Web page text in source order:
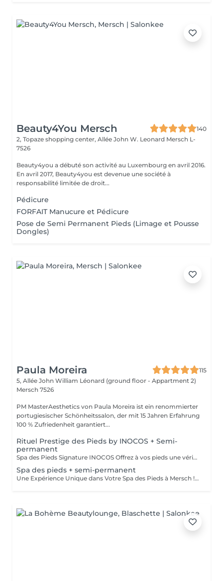
Beauty4You Mersch
140
2, Topaze shopping center, Allée John W. Leonard Mersch L-
7526
Beauty4you a débuté son activité au Luxembourg en avril 2016.
En avril 2017, Beauty4you est devenue une société à
responsabilité limitée de droit...
Pédicure
FORFAIT Manucure et Pédicure
Pose de Semi Permanent Pieds (Limage et Pousse
Dongles)
Paula Moreira
115
5, Allée John William Léonard (ground floor - Appartment 2)
Mersch 7526
PM MasterAesthetics von Paula Moreira ist ein renommierter
portugiesischer Schönheitssalon, der mit 15 Jahren Erfahrung
100 % Zufriedenheit garantiert...
Rituel Prestige des Pieds by INOCOS + Semi-
permanent
Spa des Pieds Signature INOCOS Offrez à vos pieds une véritable parenthèse de bien-être avec notre nouveau soin Spa des Pieds Signature INOCOS. Durée : 1h15 Le rituel comprend : Bain relaxant aux sels parfumés pour détendre et préparer les pieds. Nettoyage avec une mousse hygiénisante aux huiles essentielles d'eucalyptus, de lavande et de tea tree. Gommage exfoliant aux grains naturels, enrichi en huile de jojoba et panthénol, pour éliminer les cellules mortes et retrouver une peau douce. Élimination douce des callosités et des rugosités superficielles. Pose de vernis semi-permanent pour une finition élégante et durable. Hydratation intense grâce à la crème aux actifs nourrissants (urée, acide hyaluronique, panthénol et niacinamide), accompagnée d'un massage relaxant pour une sensation de légèreté et de confort. Résultat : Des pieds parfaitement soignés, doux, hydratés et sublimés, dans une ambiance de détente absolue. Contre-indications Ce soin ne peut pas être réalisé en cas de : * Mycose des pieds ou des ongles ; * Plaies, coupures ou infections ; * Verrues plantaires ; * Eczéma, psoriasis ou autres maladies de la peau au niveau des pieds ; * Pied diabétique ou troubles circulatoires sans avis médical ; * Toute autre pathologie nécessitant une prise en charge par un podologue ou un médecin.
Spa des pieds + semi-permanent
Une Expérience Unique dans Votre Spa des Pieds à Mersch ! Bain de pieds spécial Immersion dans de l'eau tiède avec des sels de l'Himalaya, des pétales de rose ou des herbes apaisantes. Pour une touche de luxe supplémentaire, nous ajoutons du lait et du miel pour une action hydratante et adoucissante. Gommage Utilisation d'exfoliants naturels haut de gamme, tels que le sucre brun, l'huile de coco ou le marc de café, pour activer la circulation. Technique de massage pour éliminer les impuretés et laisser la peau douce et revitalisée. Hydratation intensive Application d'un masque hydratant au beurre de karité et au collagène, enveloppé dans un film thermique pour une absorption en profondeur. Massage relaxant Massage réalisé avec des huiles essentielles d'argan, de lavande ou d'amande douce. Finition VIP Application d'un sérum nutritif et d'une crème hydratante pour une peau soyeuse. Finition avec un vernis semi-permanent. Un espace réservé et exclusif, garantissant intimité et un service d'excellence.